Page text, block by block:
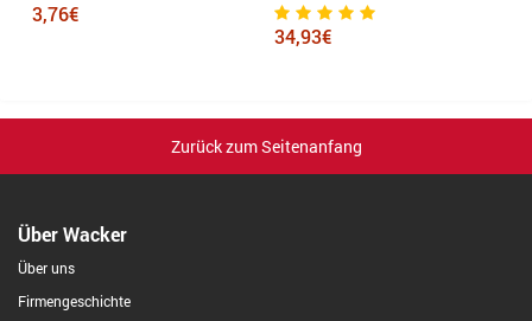
3,76€
34,93€
Zurück zum Seitenanfang
Über Wacker
Über uns
Firmengeschichte